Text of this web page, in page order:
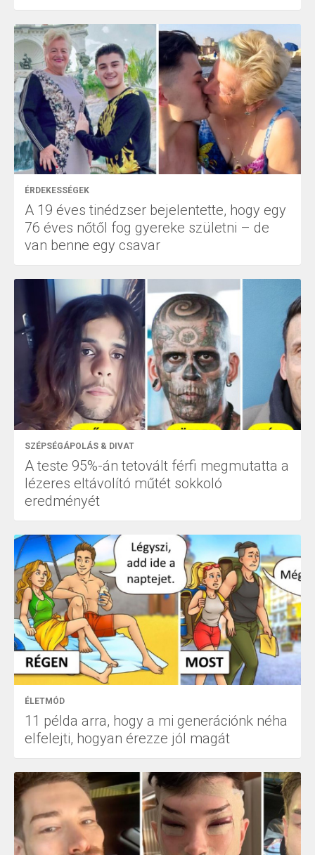
ÉRDEKESSÉGEK
A 19 éves tinédzser bejelentette, hogy egy
76 éves nőtől fog gyereke születni – de
van benne egy csavar
SZÉPSÉGÁPOLÁS & DIVAT
A teste 95%-án tetovált férfi megmutatta a
lézeres eltávolító műtét sokkoló
eredményét
ÉLETMÓD
11 példa arra, hogy a mi generációnk néha
elfelejti, hogyan érezze jól magát